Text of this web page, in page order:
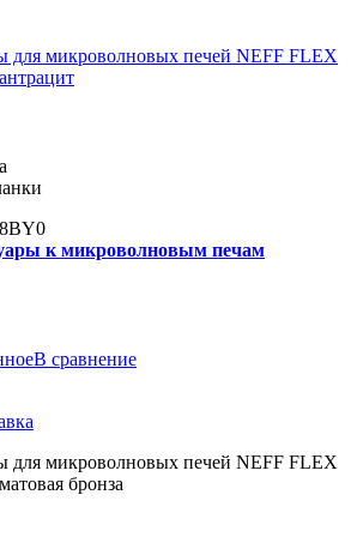
для микроволновых печей NEFF FLEX
к микроволновым печам
В сравнение
для микроволновых печей NEFF FLEX
бронза